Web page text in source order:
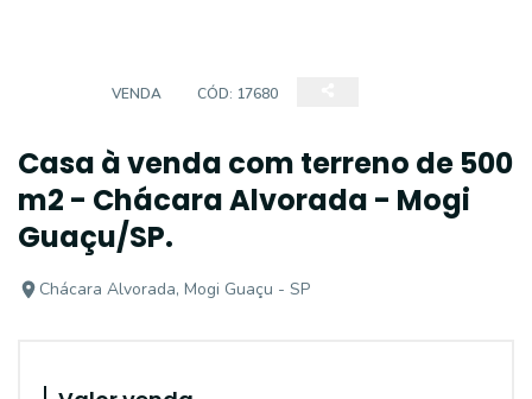
VENDA CÓD: 17680
Casa à venda com terreno de 500
m2 - Chácara Alvorada - Mogi
Guaçu/SP.
Chácara Alvorada, Mogi Guaçu - SP